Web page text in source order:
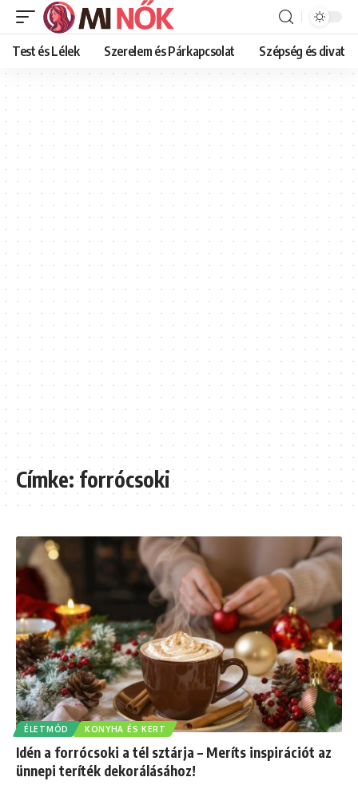
Test és Lélek Szerelem és Párkapcsolat Szépség és divat
Címke:forrócsoki
ÉLETMÓD KONYHA ÉS KERT
Idén a forrócsoki a tél sztárja – Meríts inspirációt az
ünnepi teríték dekorálásához!